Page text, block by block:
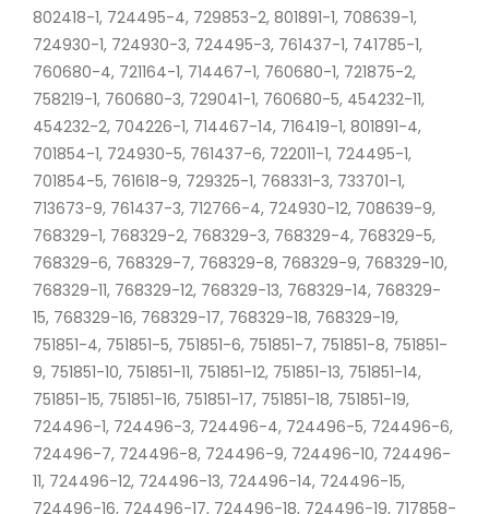
802418-1, 724495-4, 729853-2, 801891-1, 708639-1,
724930-1, 724930-3, 724495-3, 761437-1, 741785-1,
760680-4, 721164-1, 714467-1, 760680-1, 721875-2,
758219-1, 760680-3, 729041-1, 760680-5, 454232-11,
454232-2, 704226-1, 714467-14, 716419-1, 801891-4,
701854-1, 724930-5, 761437-6, 722011-1, 724495-1,
701854-5, 761618-9, 729325-1, 768331-3, 733701-1,
713673-9, 761437-3, 712766-4, 724930-12, 708639-9,
768329-1, 768329-2, 768329-3, 768329-4, 768329-5,
768329-6, 768329-7, 768329-8, 768329-9, 768329-10,
768329-11, 768329-12, 768329-13, 768329-14, 768329-
15, 768329-16, 768329-17, 768329-18, 768329-19,
751851-4, 751851-5, 751851-6, 751851-7, 751851-8, 751851-
9, 751851-10, 751851-11, 751851-12, 751851-13, 751851-14,
751851-15, 751851-16, 751851-17, 751851-18, 751851-19,
724496-1, 724496-3, 724496-4, 724496-5, 724496-6,
724496-7, 724496-8, 724496-9, 724496-10, 724496-
11, 724496-12, 724496-13, 724496-14, 724496-15,
724496-16, 724496-17, 724496-18, 724496-19, 717858-